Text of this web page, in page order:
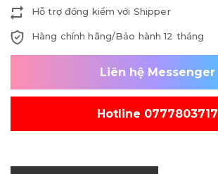
Hỗ trợ đồng kiểm với Shipper
Hàng chính hãng/Bảo hành 12 tháng
Liên hệ Messenger
Hotline 0777803717